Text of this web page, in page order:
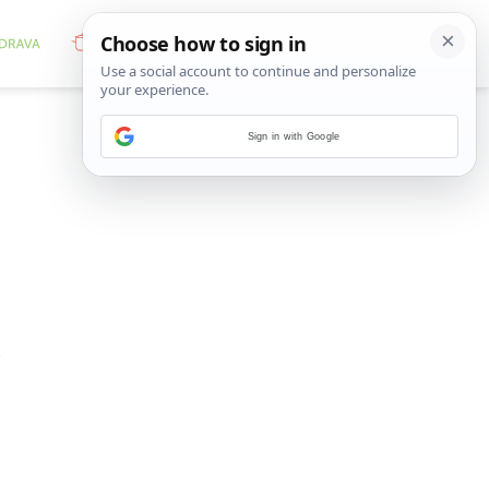
Sign in with Google